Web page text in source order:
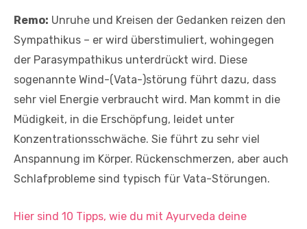
Remo: Unruhe und Kreisen der Gedanken reizen den
Sympathikus – er wird überstimuliert, wohingegen
der Parasympathikus unterdrückt wird. Diese
sogenannte Wind-(Vata-)störung führt dazu, dass
sehr viel Energie verbraucht wird. Man kommt in die
Müdigkeit, in die Erschöpfung, leidet unter
Konzentrationsschwäche. Sie führt zu sehr viel
Anspannung im Körper. Rückenschmerzen, aber auch
Schlafprobleme sind typisch für Vata-Störungen.
Hier sind 10 Tipps, wie du mit Ayurveda deine